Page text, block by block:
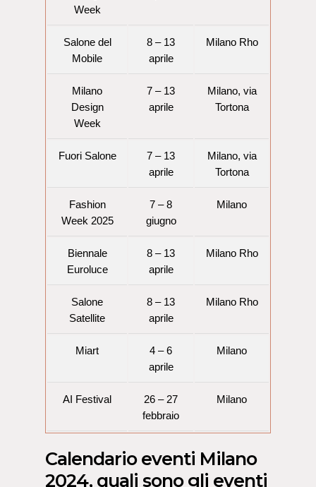
Week
Salone del
Mobile
8 – 13
aprile
Milano Rho
Milano
Design
Week
7 – 13
aprile
Milano, via
Tortona
Fuori Salone
7 – 13
aprile
Milano, via
Tortona
Fashion
Week 2025
7 – 8
giugno
Milano
Biennale
Euroluce
8 – 13
aprile
Milano Rho
Salone
Satellite
8 – 13
aprile
Milano Rho
Miart
4 – 6
aprile
Milano
AI Festival
26 – 27
febbraio
Milano
Calendario eventi Milano
2024, quali sono gli eventi